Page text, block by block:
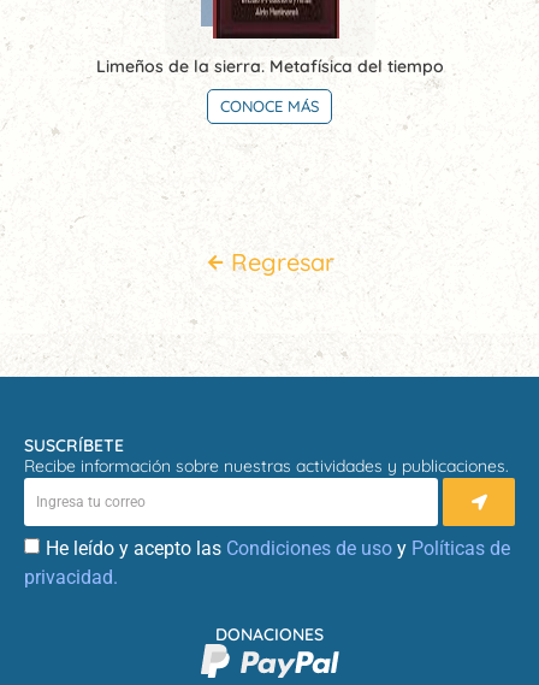
Limeños de la sierra. Metafísica del tiempo
CONOCE MÁS
Regresar
SUSCRÍBETE
Recibe información sobre nuestras actividades y publicaciones.
He leído y acepto las Condiciones de uso y Políticas de
privacidad.
DONACIONES